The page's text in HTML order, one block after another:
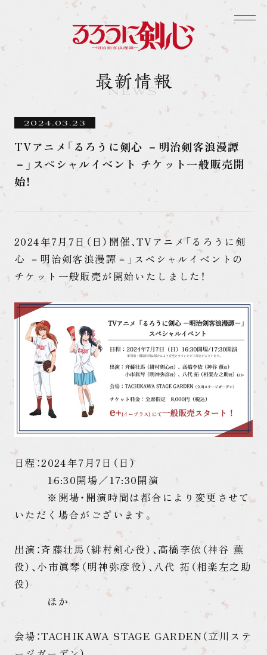
2024.03.23
TVアニメ「るろうに剣心 －明治剣客浪漫譚
－」スペシャルイベント チケット一般販売開
始！
2024年7月7日（日）開催、TVアニメ「るろうに剣
心 －明治剣客浪漫譚－」スペシャルイベントの
チケット一般販売が開始いたしました！
日程：2024年7月7日（日）
16:30開場／17:30開演
※開場・開演時間は都合により変更させて
いただく場合がございます。
出演：斉藤壮馬（緋村剣心役）、高橋李依（神谷 薫
役）、小市眞琴（明神弥彦役）、八代 拓（相楽左之助
役）
ほか
会場：TACHIKAWA STAGE GARDEN（立川ステ